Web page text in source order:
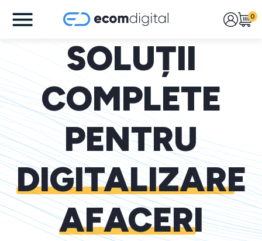
0
SOLUȚII
COMPLETE
PENTRU
DIGITALIZARE
AFACERI